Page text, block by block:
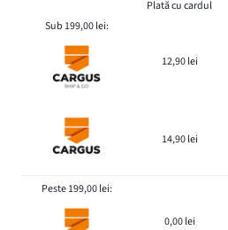
Plată cu cardul
Sub 199,00 lei:
12,90 lei
14,90 lei
Peste 199,00 lei:
0,00 lei